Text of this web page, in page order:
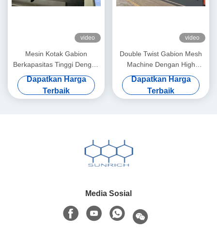
video
Mesin Kotak Gabion
Berkapasitas Tinggi Dengan
Kontrol PLC
Dapatkan Harga
Terbaik
video
Double Twist Gabion Mesh
Machine Dengan High
Speed Weaving Untuk
Produksi Lebih Cepat
Dapatkan Harga
Terbaik
Media Sosial